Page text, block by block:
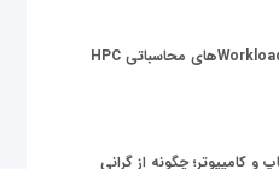
کامپیوتر؛ چگونه از گرانی